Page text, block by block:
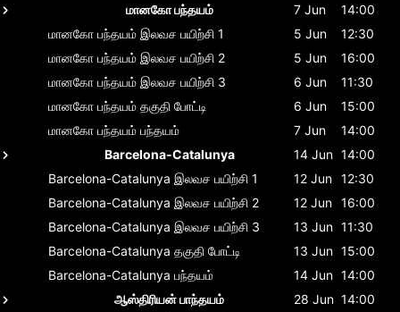
மானகோ பந்தயம்
7 Jun
14:00
மானகோ பந்தயம் இலவச பயிற்சி 1 5 Jun
12:30
மானகோ பந்தயம் இலவச பயிற்சி 2 5 Jun
16:00
மானகோ பந்தயம் இலவச பயிற்சி 3 6 Jun
11:30
மானகோ பந்தயம் தகுதி போட்டி 6 Jun
15:00
மானகோ பந்தயம் பந்தயம் 7 Jun
14:00
Barcelona-Catalunya
14 Jun 14:00
Barcelona-Catalunya இலவச பயிற்சி 1 12 Jun 12:30
Barcelona-Catalunya இலவச பயிற்சி 2 12 Jun 16:00
Barcelona-Catalunya இலவச பயிற்சி 3 13 Jun 11:30
Barcelona-Catalunya தகுதி போட்டி 13 Jun 15:00
Barcelona-Catalunya பந்தயம் 14 Jun 14:00
ஆஸ்திரியன் பாந்தயம்
28 Jun 14:00